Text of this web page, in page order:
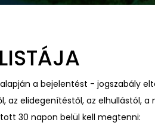
a bejelentést - jogszabály
az elidegenítéstől, az elhullástól,
30 napon belül kell megtenni: